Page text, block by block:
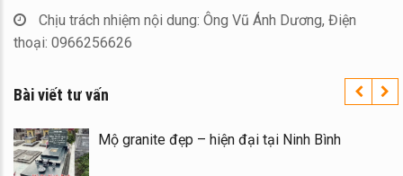
Chịu trách nhiệm nội dung: Ông Vũ Ánh Dương, Điện
thoại: 0966256626
Bài viết tư vấn
Mộ granite đẹp – hiện đại tại Ninh Bình